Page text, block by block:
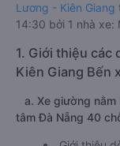
Lương - Kiên Giang
14:30 bởi 1 nhà xe:
1. Giới thiệu các
Kiên Giang Bến
a. Xe giường nằm
tâm Đà Nẵng 40